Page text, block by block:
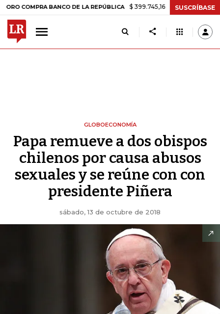
BANCO DE LA REPÚBLICA $ 399.745,16 +$ 2.295,71 +0,58%
SUSCRÍBASE
GLOBOECONOMÍA
Papa remueve a dos obispos
chilenos por causa abusos
sexuales y se reúne con con
presidente Piñera
sábado, 13 de octubre de 2018